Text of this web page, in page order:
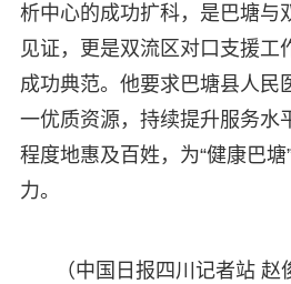
析中心的成功扩科，是巴塘与
见证，更是双流区对口支援工
成功典范。他要求巴塘县人民
一优质资源，持续提升服务水
程度地惠及百姓，为“健康巴
力。
（中国日报四川记者站 赵